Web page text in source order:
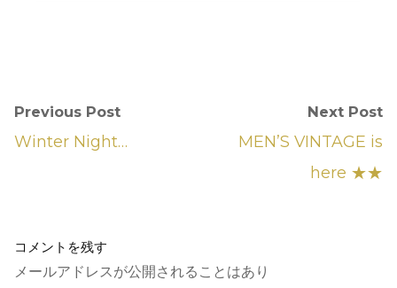
Previous Post
Winter Night…
Next Post
MEN’S VINTAGE is
here ★★
コメントを残す
メールアドレスが公開されることはあり